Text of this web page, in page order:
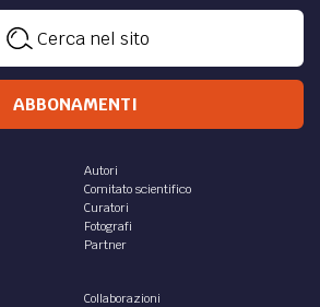
Cerca nel sito
ABBONAMENTI
Autori
Comitato scientifico
Curatori
Fotografi
Partner
Collaborazioni